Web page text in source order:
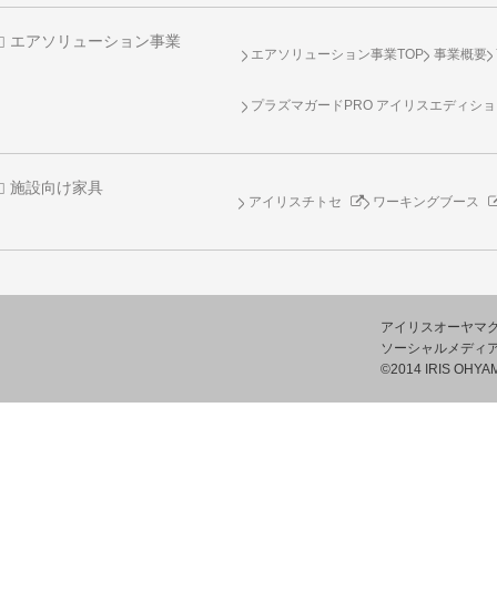
エアソリューション事業
エアソリューション事業TOP 事業概要
プラズマガードPRO アイリスエディシ
施設向け家具
アイリスチトセ ワーキングブース
アイリスオーヤマ
ソーシャルメディ
©2014 IRIS